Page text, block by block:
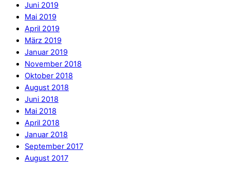
Juni 2019
Mai 2019
April 2019
März 2019
Januar 2019
November 2018
Oktober 2018
August 2018
Juni 2018
Mai 2018
April 2018
Januar 2018
September 2017
August 2017